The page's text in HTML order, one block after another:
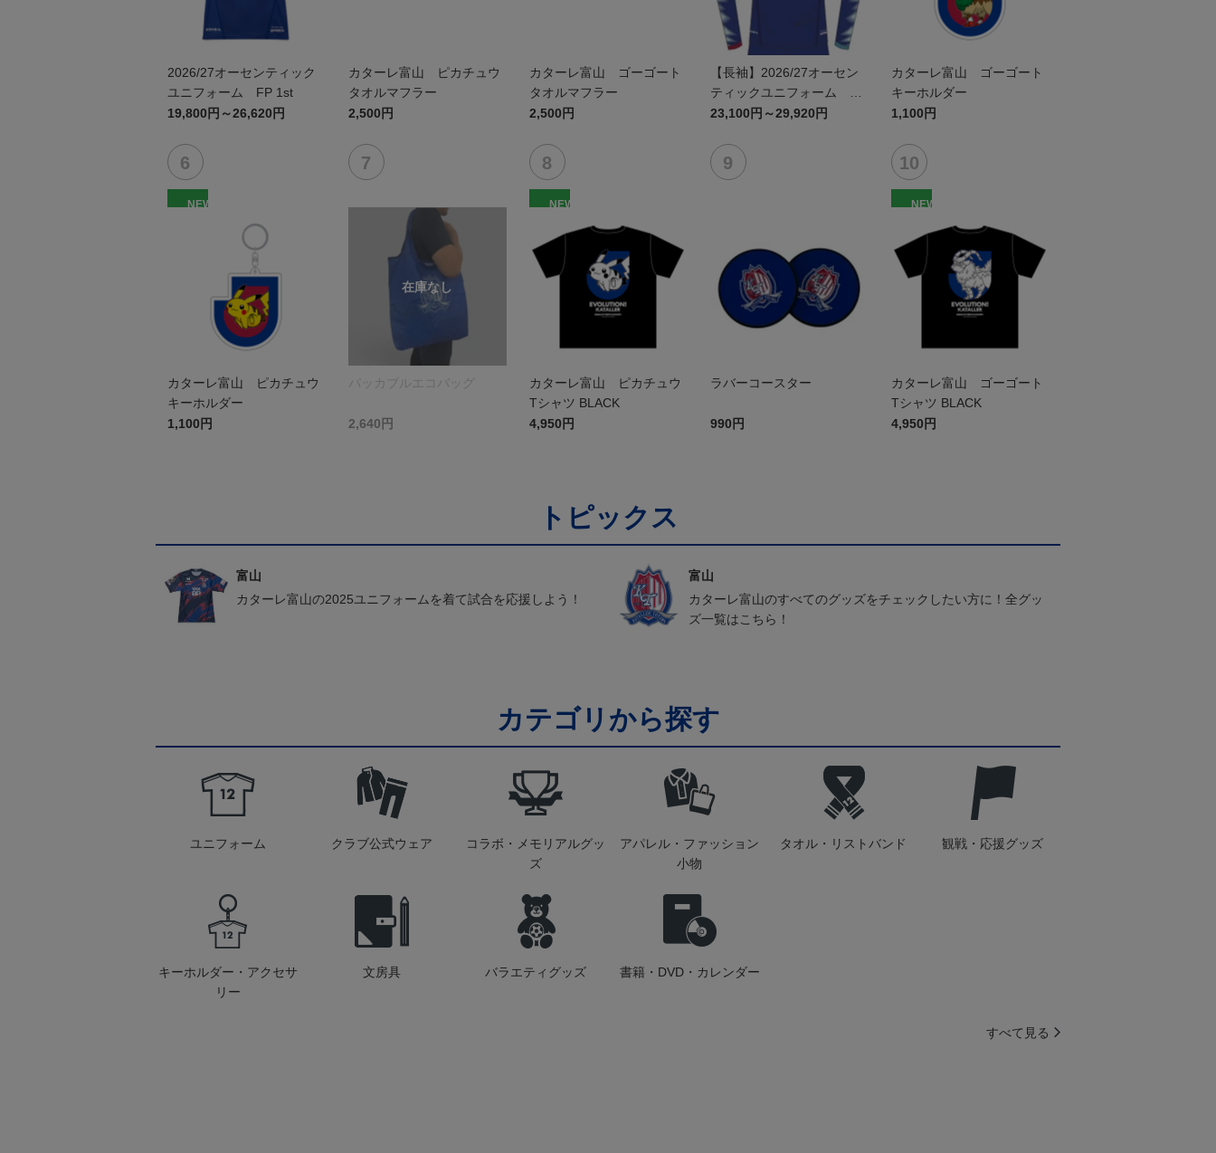
2026/27オーセンティック
ユニフォーム FP 1st
19,800円～26,620円
カターレ富山 ピカチュウ
タオルマフラー
2,500円
カターレ富山 ゴーゴート
タオルマフラー
2,500円
【長袖】2026/27オーセン
ティックユニフォーム FP
1st
23,100円～29,920円
カターレ富山 ゴーゴート
キーホルダー
1,100円
NEW
カターレ富山 ピカチュウ
キーホルダー
1,100円
パッカブルエコバッグ
2,640円
NEW
カターレ富山 ピカチュウ
Tシャツ BLACK
4,950円
ラバーコースター
990円
NEW
カターレ富山 ゴーゴート
Tシャツ BLACK
4,950円
トピックス
富山
カターレ富山の2025ユニフォームを着て試合を応援しよう！
富山
カターレ富山のすべてのグッズをチェックしたい方に！全グッ
ズ一覧はこちら！
カテゴリから探す
ユニフォーム クラブ公式ウェア
コラボ・メモリアルグッ
ズ
アパレル・ファッション
小物
タオル・リストバンド 観戦・応援グッズ
キーホルダー・アクセサ
リー
文房具 バラエティグッズ 書籍・DVD・カレンダー
すべて見る